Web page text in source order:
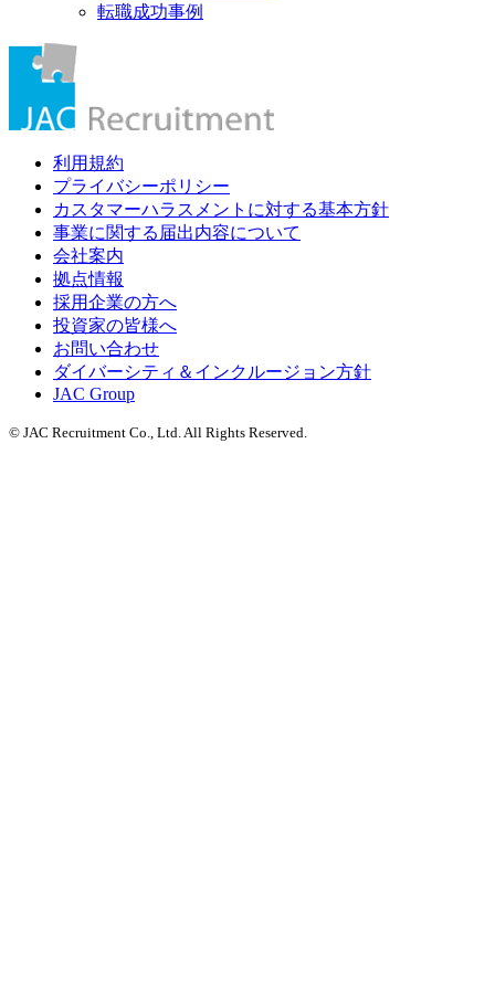
転職成功事例
利用規約
プライバシーポリシー
カスタマーハラスメントに対する基本方針
事業に関する届出内容について
会社案内
拠点情報
採用企業の方へ
投資家の皆様へ
お問い合わせ
ダイバーシティ＆インクルージョン方針
JAC Group
© JAC Recruitment Co., Ltd. All Rights Reserved.